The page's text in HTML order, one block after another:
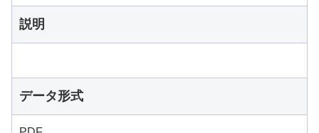
説明
データ形式